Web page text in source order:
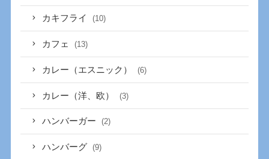
カキフライ (10)
カフェ (13)
カレー（エスニック） (6)
カレー（洋、欧） (3)
ハンバーガー (2)
ハンバーグ (9)